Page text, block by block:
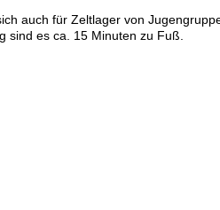
auch für Zeltlager von
sind es ca. 15 Minuten zu Fuß.